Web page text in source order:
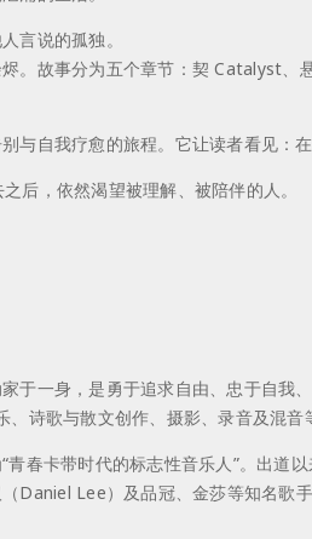
言说的孤独。
。故事分为五个章节：契 Catalyst
与自我疗愈的旅程。它让读者看见：
，依然渴望被理解、被陪伴的人。
于一身，是勇于追求自由、忠于自
诗歌与散文创作、摄影、录音及混音
春卡带时代的标志性音乐人”。出
Daniel Lee）及品冠、金莎等知名